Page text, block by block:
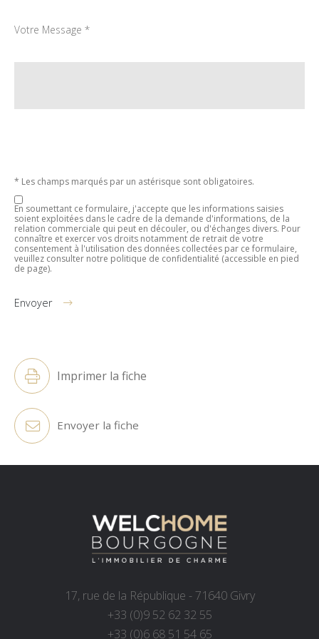
Votre Message *
* Les champs marqués par un astérisque sont obligatoires.
En soumettant ce formulaire, j'accepte que les informations saisies
soient exploitées dans le cadre de la demande d'informations, de la
relation commerciale qui peut en découler, ou d'échanges divers. Pour
connaître et exercer vos droits notamment de retrait de votre
consentement à l'utilisation des données collectées par ce formulaire,
veuillez consulter notre politique de confidentialité (accessible en pied
de page).
Envoyer
Imprimer la fiche
Envoyer la fiche
17, rue de la République - 71640 Givry
+33 (0)9 52 62 32 55
+33 (0)6 68 51 54 65